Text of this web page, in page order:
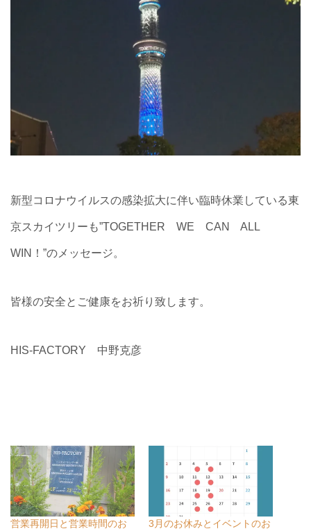
新型コロナウイルスの感染拡大に伴い臨時休業している東
京スカイツリーも”TOGETHER WE CAN ALL
WIN！”のメッセージ。
皆様の安全とご健康をお祈り致します。
HIS-FACTORY 中野克彦
営業再開日と営業時間のお
3月のお休みとイベントのお